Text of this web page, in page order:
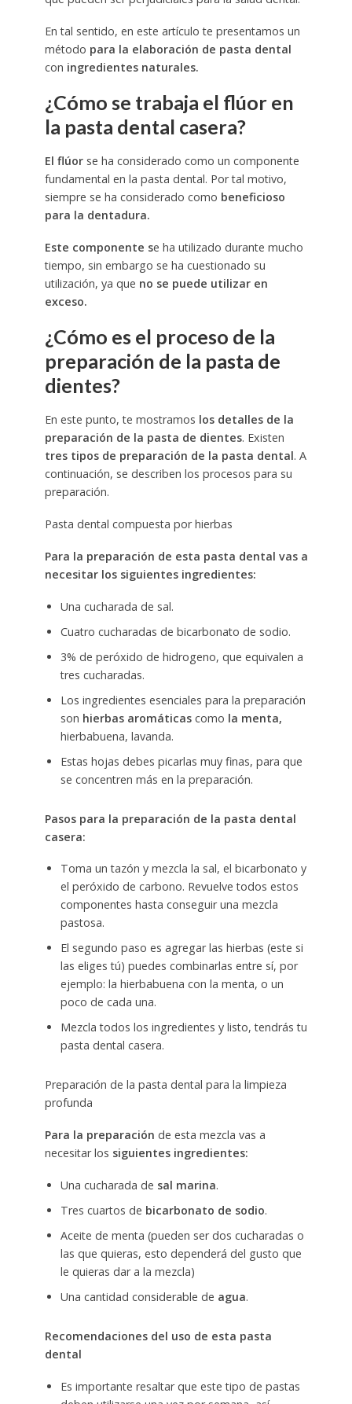
En tal sentido, en este artículo te presentamos un
método para la elaboración de pasta dental
con ingredientes naturales.
¿Cómo se trabaja el flúor en
la pasta dental casera?
El flúorse ha considerado como un componente
fundamental en la pasta dental. Por tal motivo,
siempre se ha considerado como beneficioso
para la dentadura.
Este componente se ha utilizado durante mucho
tiempo, sin embargo se ha cuestionado su
utilización, ya que no se puede utilizar en
exceso.
¿Cómo es el proceso de la
preparación de la pasta de
dientes?
En este punto, te mostramos los detalles de la
preparación de la pasta de dientes. Existen
tres tipos de preparación de la pasta dental. A
continuación, se describen los procesos para su
preparación.
Pasta dental compuesta por hierbas
Para la preparación de esta pasta dental vas a
necesitar los siguientes ingredientes:
Una cucharada de sal.
Cuatro cucharadas de bicarbonato de sodio.
3% de peróxido de hidrogeno, que equivalen a
tres cucharadas.
Los ingredientes esenciales para la preparación
son hierbas aromáticascomo la menta,
hierbabuena, lavanda.
Estas hojas debes picarlas muy finas, para que
se concentren más en la preparación.
Pasos para la preparación de la pasta dental
casera:
Toma un tazón y mezcla la sal, el bicarbonato y
el peróxido de carbono. Revuelve todos estos
componentes hasta conseguir una mezcla
pastosa.
El segundo paso es agregar las hierbas (este si
las eliges tú) puedes combinarlas entre sí, por
ejemplo: la hierbabuena con la menta, o un
poco de cada una.
Mezcla todos los ingredientes y listo, tendrás tu
pasta dental casera.
Preparación de la pasta dental para la limpieza
profunda
Para la preparación de esta mezcla vas a
necesitar los siguientes ingredientes:
Una cucharada de sal marina.
Tres cuartos de bicarbonato de sodio.
Aceite de menta (pueden ser dos cucharadas o
las que quieras, esto dependerá del gusto que
le quieras dar a la mezcla)
Una cantidad considerable de agua.
Recomendaciones del uso de esta pasta
dental
Es importante resaltar que este tipo de pastas